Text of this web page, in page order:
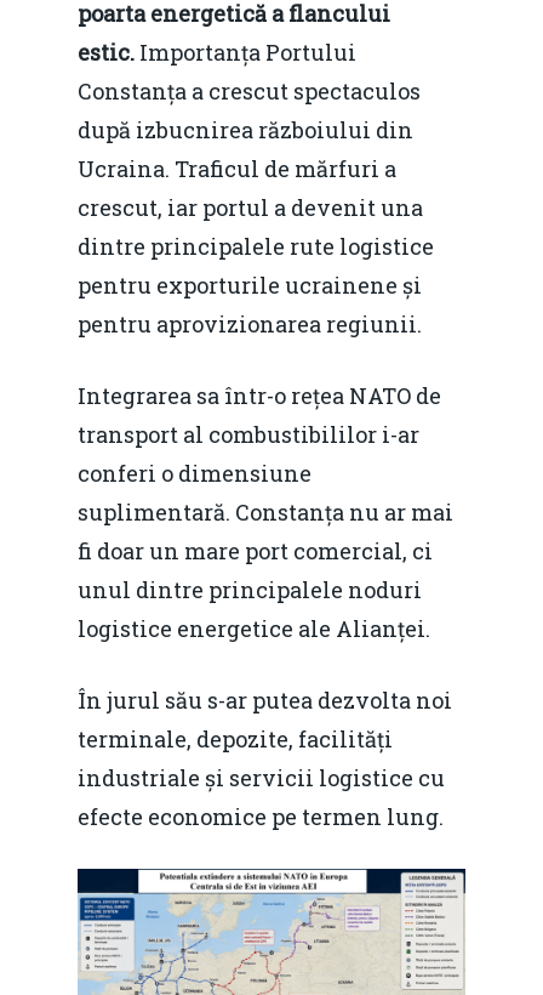
poarta energetică a flancului
estic. Importanța Portului
Constanța a crescut spectaculos
după izbucnirea războiului din
Ucraina. Traficul de mărfuri a
crescut, iar portul a devenit una
dintre principalele rute logistice
pentru exporturile ucrainene și
pentru aprovizionarea regiunii.
Integrarea sa într-o rețea NATO de
transport al combustibililor i-ar
conferi o dimensiune
suplimentară. Constanța nu ar mai
fi doar un mare port comercial, ci
unul dintre principalele noduri
logistice energetice ale Alianței.
În jurul său s-ar putea dezvolta noi
terminale, depozite, facilități
industriale și servicii logistice cu
efecte economice pe termen lung.